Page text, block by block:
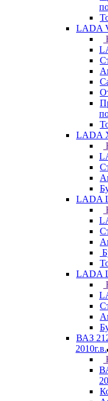
LADA
LADA
LADA
LADA
ВАЗ
2010г.в.